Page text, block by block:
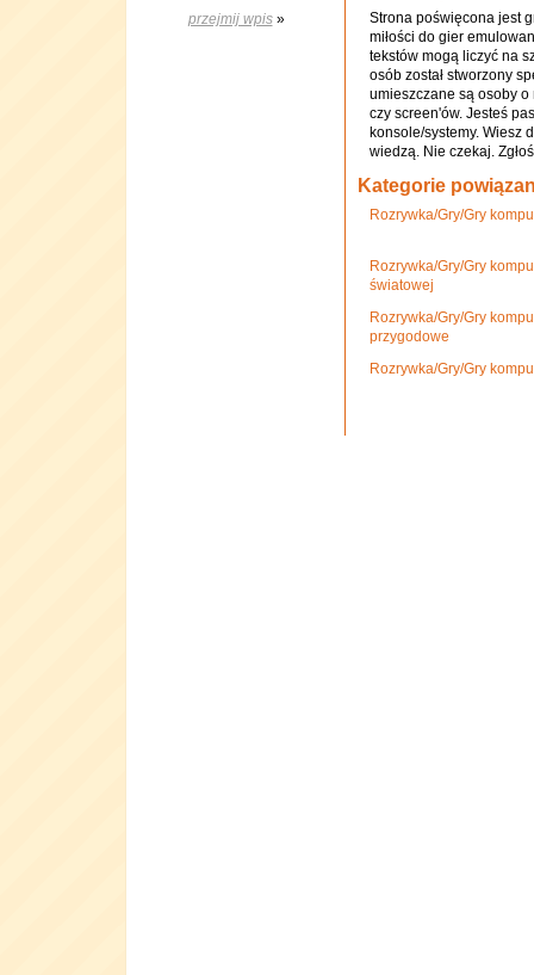
przejmij wpis»
Strona poświęcona jest
miłości do gier
tekstów mogą liczyć na
osób został stworzony
umieszczane są osoby
czy screen'ów. Jesteś
konsole/systemy. Wiesz
wiedzą. Nie czekaj.
Kategorie
Rozrywka/Gry/Gry
Rozrywka/Gry/Gry
światowej
Rozrywka/Gry/Gry
przygodowe
Rozrywka/Gry/Gry